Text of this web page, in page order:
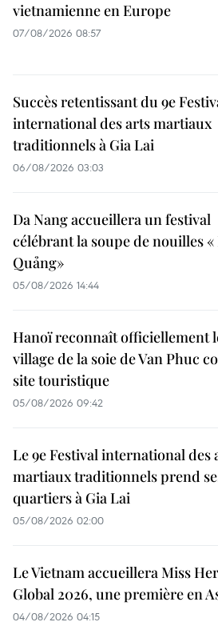
vietnamienne en Europe
07/08/2026 08:57
Succès retentissant du 9e
international des arts martiaux
traditionnels à Gia Lai
06/08/2026 03:03
Da Nang accueillera un festival
célébrant la soupe de nouilles «
Quảng»
05/08/2026 14:44
Hanoï reconnaît officiellement
village de la soie de Van Phuc
site touristique
05/08/2026 09:42
Le 9e Festival international des
martiaux traditionnels prend
quartiers à Gia Lai
05/08/2026 02:00
Le Vietnam accueillera Miss
Global 2026, une première en
04/08/2026 04:15